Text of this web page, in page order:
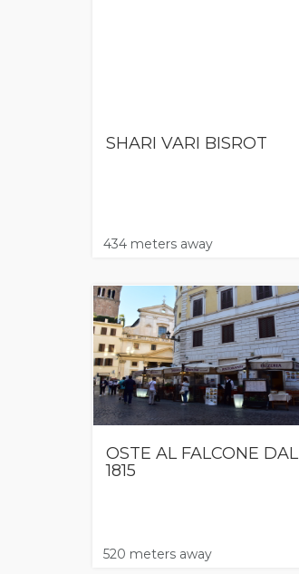
SHARI VARI BISROT
434 meters away
OSTE AL FALCONE DAL
1815
520 meters away